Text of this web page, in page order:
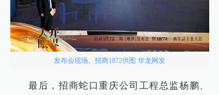
发布会现场。招商1872供图 华龙网发
最后，招商蛇口重庆公司工程总监杨鹏、